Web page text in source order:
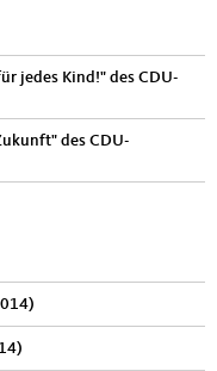
jedes Kind!" des CDU-
des CDU-